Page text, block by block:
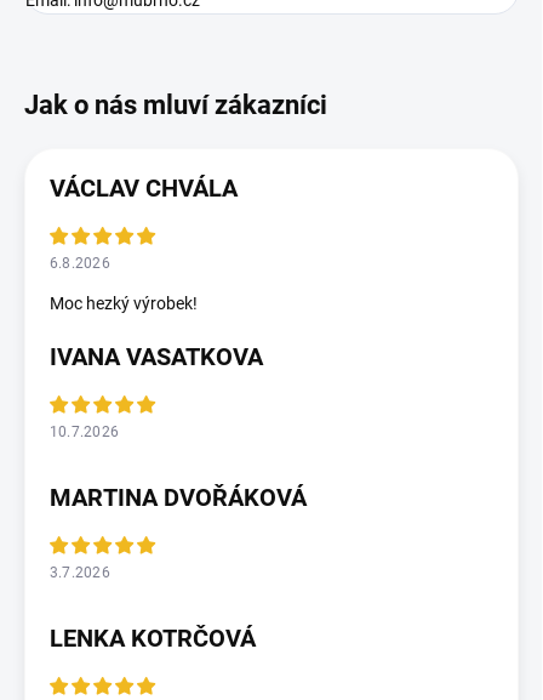
VÁCLAV CHVÁLA
6.8.2026
Moc hezký výrobek!
IVANA VASATKOVA
10.7.2026
MARTINA DVOŘÁKOVÁ
3.7.2026
LENKA KOTRČOVÁ